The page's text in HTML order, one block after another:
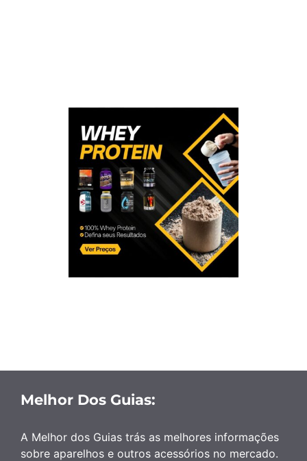
Melhor Dos Guias:
A Melhor dos Guias trás as melhores informações
sobre aparelhos e outros acessórios no mercado.